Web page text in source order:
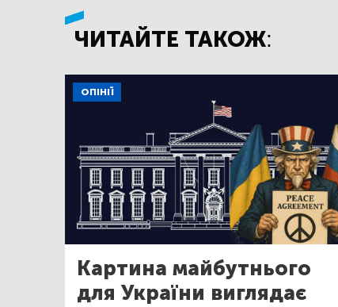
ЧИТАЙТЕ ТАКОЖ:
ОПІНІЇ
Картина майбутнього
для України виглядає